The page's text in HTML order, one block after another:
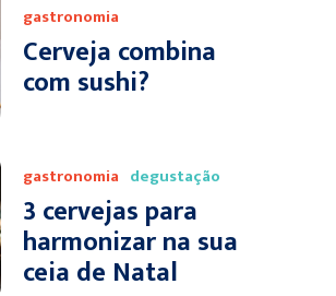
gastronomia
Cerveja combina
com sushi?
gastronomia degustação
3 cervejas para
harmonizar na sua
ceia de Natal